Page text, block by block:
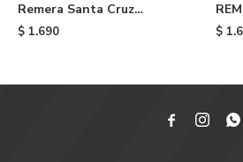
Remera Santa Cruz
Collage Olval Dot - Black
$ 1.690 $
  